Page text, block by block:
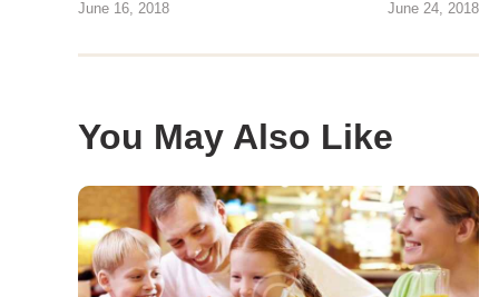
June 16, 2018 June 24, 2018
You May Also Like